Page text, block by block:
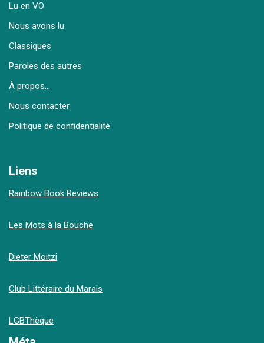
Lu en VO
Nous avons lu
Classiques
Paroles des autres
À propos…
Nous contacter
Politique de confidentialité
Liens
Rainbow Book Reviews
Les Mots à la Bouche
Dieter Moitzi
Club Littéraire du Marais
LGBThèque